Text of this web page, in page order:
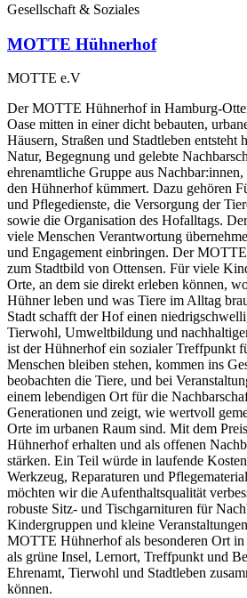
Gesellschaft & Soziales
MOTTE Hühnerhof
MOTTE e.V
Der MOTTE Hühnerhof in Hamburg-
Oase mitten in einer dicht bebauten,
Häusern, Straßen und Stadtleben entsteht
Natur, Begegnung und gelebte
ehrenamtliche Gruppe aus
den Hühnerhof kümmert. Dazu gehören
und Pflegedienste, die Versorgung der
sowie die Organisation des Hofalltags.
viele Menschen Verantwortung
und Engagement einbringen. Der
zum Stadtbild von Ottensen. Für viele
Orte, an dem sie direkt erleben können,
Hühner leben und was Tiere im Alltag
Stadt schafft der Hof einen
Tierwohl, Umweltbildung und
ist der Hühnerhof ein sozialer Treffpunkt
Menschen bleiben stehen, kommen ins
beobachten die Tiere, und bei
einem lebendigen Ort für die
Generationen und zeigt, wie wertvoll
Orte im urbanen Raum sind. Mit dem
Hühnerhof erhalten und als offenen
stärken. Ein Teil würde in laufende
Werkzeug, Reparaturen und
möchten wir die Aufenthaltsqualität
robuste Sitz- und Tischgarnituren für
Kindergruppen und kleine
MOTTE Hühnerhof als besonderen Ort in
als grüne Insel, Lernort, Treffpunkt und
Ehrenamt, Tierwohl und Stadtleben
können.